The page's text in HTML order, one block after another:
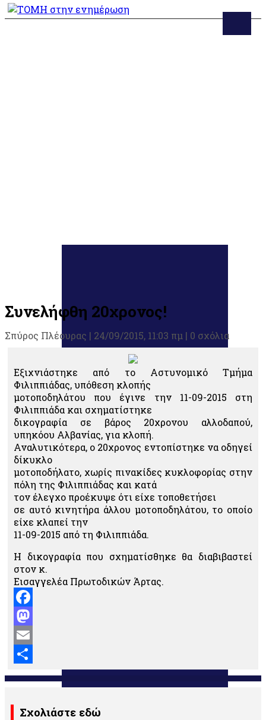
Συνελήφθη 20χρονος!
Σπύρος Πλέουρας | 24/09/2015, 11:03 πμ | 0 σχόλια
Εξιχνιάστηκε από το Αστυνομικό Τμήμα
Φιλιππιάδας, υπόθεση κλοπής
μοτοποδηλάτου που έγινε την 11-09-2015 στη
Φιλιππιάδα και σχηματίστηκε
δικογραφία σε βάρος 20χρονου αλλοδαπού,
υπηκόου Αλβανίας, για κλοπή.
Αναλυτικότερα, ο 20χρονος εντοπίστηκε να οδηγεί
δίκυκλο
μοτοποδήλατο, χωρίς πινακίδες κυκλοφορίας στην
πόλη της Φιλιππιάδας και κατά
τον έλεγχο προέκυψε ότι είχε τοποθετήσει
σε αυτό κινητήρα άλλου μοτοποδηλάτου, το οποίο
είχε κλαπεί την
11-09-2015 από τη Φιλιππιάδα.
Η δικογραφία που σχηματίσθηκε θα διαβιβαστεί
στον κ.
Εισαγγελέα Πρωτοδικών Άρτας.
Facebook
Mastodon
Email
Μοιραστείτε
Σχολιάστε εδώ